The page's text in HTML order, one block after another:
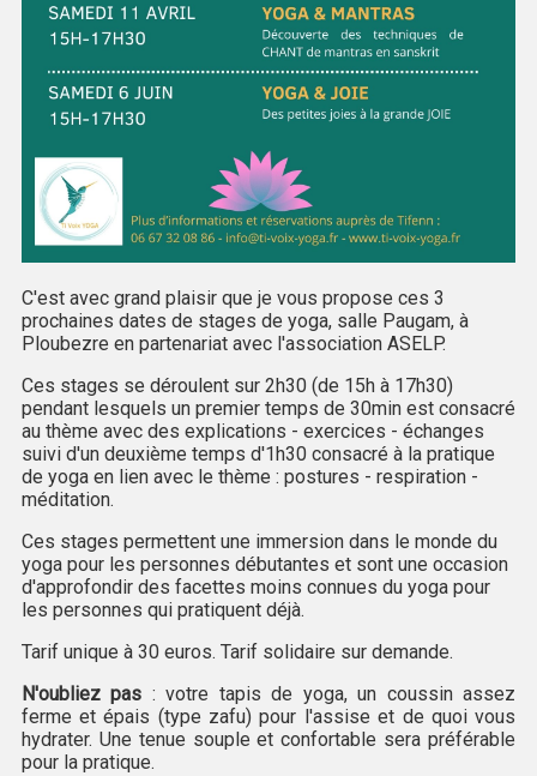
C'est avec grand plaisir que je vous propose ces 3
prochaines dates de stages de yoga, salle Paugam, à
Ploubezre en partenariat avec l'association ASELP.
Ces stages se déroulent sur 2h30 (de 15h à 17h30)
pendant lesquels un premier temps de 30min est consacré
au thème avec des explications - exercices - échanges
suivi d'un deuxième temps d'1h30 consacré à la pratique
de yoga en lien avec le thème : postures - respiration -
méditation.
Ces stages permettent une immersion dans le monde du
yoga pour les personnes débutantes et sont une occasion
d'approfondir des facettes moins connues du yoga pour
les personnes qui pratiquent déjà.
Tarif unique à 30 euros. Tarif solidaire sur demande.
N'oubliez pas : votre tapis de yoga, un coussin assez
ferme et épais (type zafu) pour l'assise et de quoi vous
hydrater. Une tenue souple et confortable sera préférable
pour la pratique.